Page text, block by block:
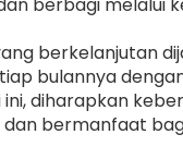
berbagi melalui
berkelanjutan
bulannya
diharapkan
bermanfaat